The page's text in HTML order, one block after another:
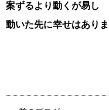
案ずるより動くが易し
動いた先に幸せはありま